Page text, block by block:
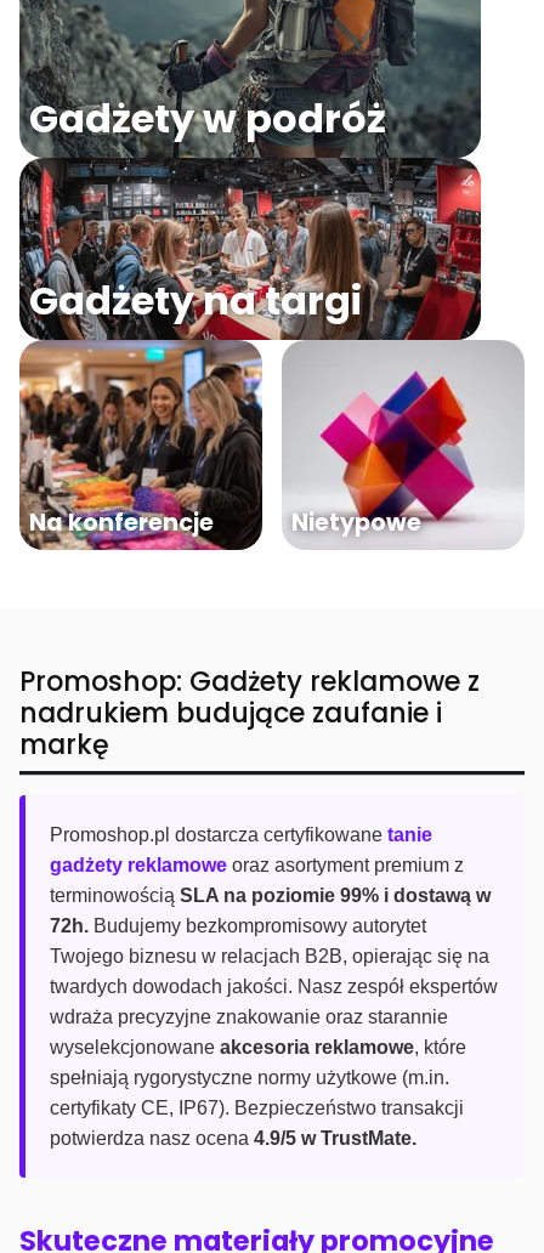
Gadżety w podróż
Gadżety na targi
Na konferencje Nietypowe
Promoshop: Gadżety reklamowe z
nadrukiem budujące zaufanie i
markę
Promoshop.pl dostarcza certyfikowane tanie
gadżety reklamowe oraz asortyment premium z
terminowością SLA na poziomie 99% i dostawą w
72h. Budujemy bezkompromisowy autorytet
Twojego biznesu w relacjach B2B, opierając się na
twardych dowodach jakości. Nasz zespół ekspertów
wdraża precyzyjne znakowanie oraz starannie
wyselekcjonowane akcesoria reklamowe, które
spełniają rygorystyczne normy użytkowe (m.in.
certyfikaty CE, IP67). Bezpieczeństwo transakcji
potwierdza nasz ocena 4.9/5 w TrustMate.
Skuteczne materiały promocyjne